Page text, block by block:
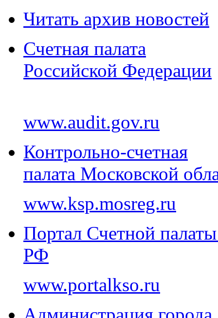
Читать архив новостей
Счетная палата
Российской Федерации
www.audit.gov.ru
Контрольно-счетная
палата Московской
www.ksp.mosreg.ru
Портал Счетной
РФ
www.portalkso.ru